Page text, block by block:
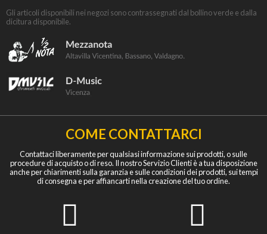
Gli articoli disponibili nei negozi sono contrassegnati dal bollino verde e dalla
dicitura disponibile.
COME CONTATTARCI
Contattaci liberamente per qualsiasi informazione sui prodotti, o sulle
procedure di acquisto o di reso. Il nostro Servizio Clienti è a tua disposizione
anche per chiarimenti sulla garanzia e sulle condizioni dei prodotti, sui tempi
di consegna e per affiancarti nella creazione del tuo ordine.